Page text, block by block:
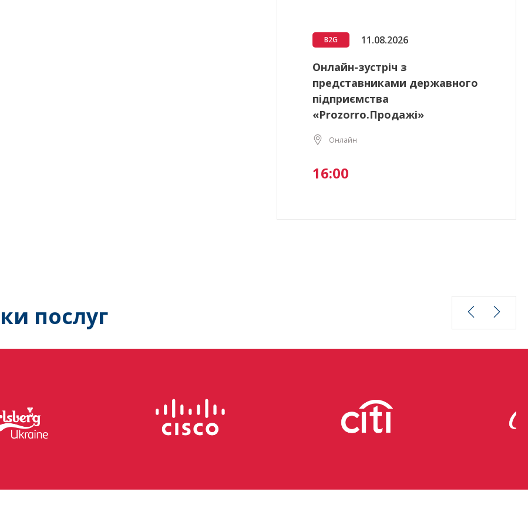
B2G 11.08.2026
Онлайн-зустріч з
представниками державного
підприємства
«Prozorro.Продажі»
Онлайн
16:00
послуг